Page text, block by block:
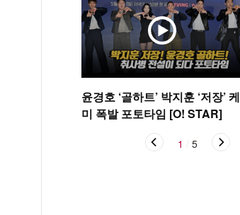
윤경호 ‘골하트’ 박지훈 ‘저장’ 케
미 폭발 포토타임 [O! STAR]
1 5